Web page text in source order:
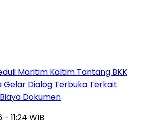
Maritim Kaltim Tantang BKK
Gelar Dialog Terbuka Terkait
Dokumen
11:24 WIB